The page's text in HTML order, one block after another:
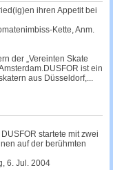
ihren Appetit bei
Kette, Anm.
der „Vereinten Skate
ist ein
aus Düsseldorf,...
startete mit zwei
auf der berühmten
6. Jul. 2004